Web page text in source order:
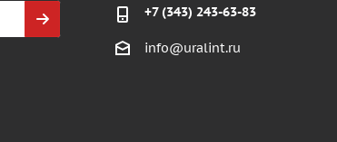
+7 (343) 243-63-83
info@uralint.ru